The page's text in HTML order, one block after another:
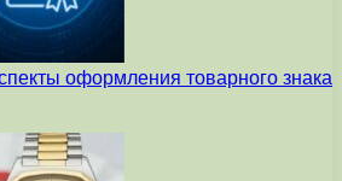
оформления товарного знака